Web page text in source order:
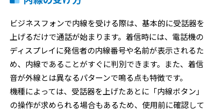
ビジネスフォンで内線を受ける際は、基本的に受話器を
上げるだけで通話が始まります。着信時には、電話機の
ディスプレイに発信者の内線番号や名前が表示されるた
め、内線であることがすぐに判別できます。また、着信
音が外線とは異なるパターンで鳴る点も特徴です。
機種によっては、受話器を上げたあとに「内線ボタン」
の操作が求められる場合もあるため、使用前に確認して